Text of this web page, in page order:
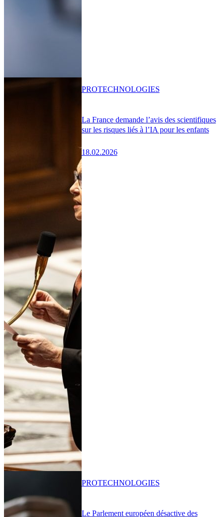
La France demande l’avis des scientifiques
sur les risques liés à l’IA pour les enfants
18.02.2026
PROTECHNOLOGIES
Le Parlement européen désactive des
PROTECHNOLOGIES